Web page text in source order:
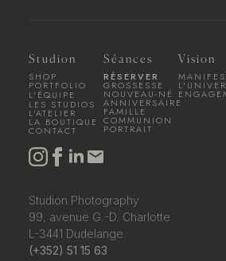
Studion Photography
99, avenue G.-D. Charlotte
L-3441 Dudelange
(+352) 51 15 63
Studion
SHOP
PORTFOLIO
L'ÉQUIPE
LES STUDIOS
L'ATELIER
LA BOUTIQUE
CONTACT
Séances
RÉSERVER
GROSSESSE
NOUVEAU-NÉ
ANNIVERSAIRE
FAMILLE
COMMUNION
PORTRAIT
Vision